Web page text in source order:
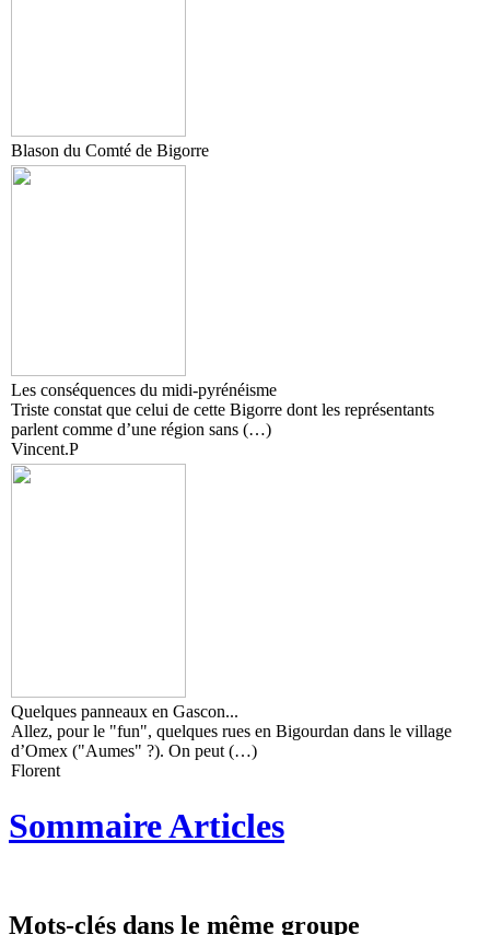
Blason du Comté de Bigorre
Les conséquences du midi-pyrénéisme
Triste constat que celui de cette Bigorre dont les représentants
parlent comme d’une région sans (…)
Vincent.P
Quelques panneaux en Gascon...
Allez, pour le "fun", quelques rues en Bigourdan dans le village
d’Omex ("Aumes" ?). On peut (…)
Florent
Sommaire Articles
Mots-clés dans le même groupe